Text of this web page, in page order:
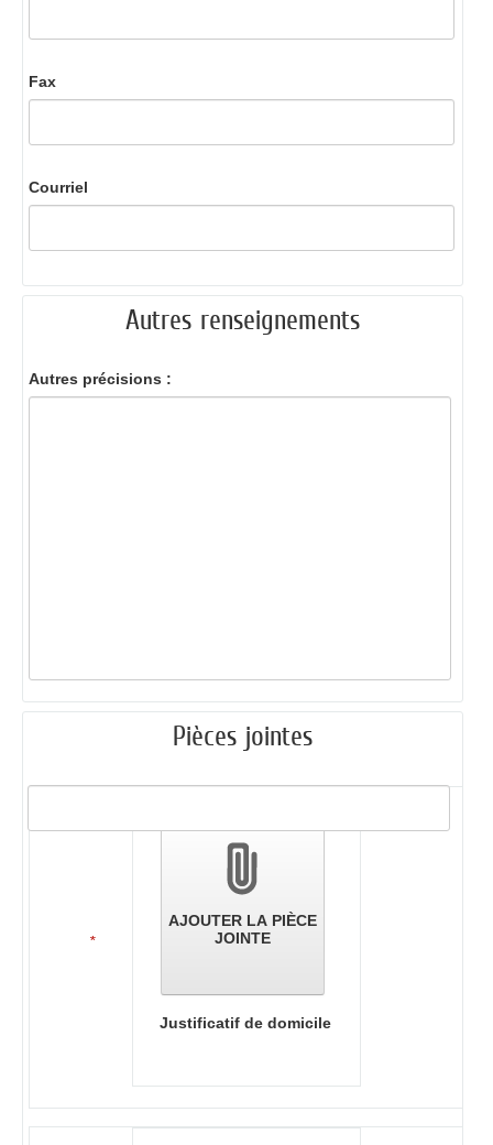
Fax
Courriel
Autres renseignements
Autres précisions :
Pièces jointes
pièces
*
AJOUTER LA PIÈCE
JOINTE
Justificatif de domicile